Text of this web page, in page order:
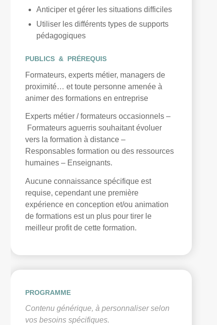
Anticiper et gérer les situations difficiles
Utiliser les différents types de supports
pédagogiques
PUBLICS & PRÉREQUIS
Formateurs, experts métier, managers de
proximité… et toute personne amenée à
animer des formations en entreprise
Experts métier / formateurs occasionnels –
Formateurs aguerris souhaitant évoluer
vers la formation à distance –
Responsables formation ou des ressources
humaines – Enseignants.
Aucune connaissance spécifique est
requise, cependant une première
expérience en conception et/ou animation
de formations est un plus pour tirer le
meilleur profit de cette formation.
PROGRAMME
Contenu générique, à personnaliser selon
vos besoins spécifiques.